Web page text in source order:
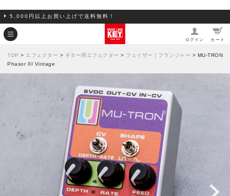
5,000円以上お買い上げで送料無料！
ログイン カート
TOP > エフェクター > ギター用エフェクター > フェイザー｜フランジャー > MU-TRON
Phasor III Vintage